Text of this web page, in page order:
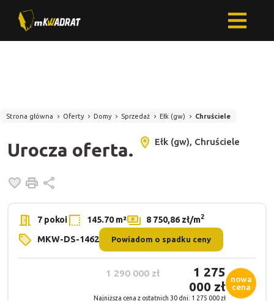
Strona główna Oferty Domy Sprzedaż Ełk (gw) Chruściele
Urocza oferta. Ełk (gw), Chruściele
Dodaj do ulubionych
Drukuj
7 pokoi 145.70 m² 8 750,86 zł/m2
MKW-DS-1462 Powiadom o spadku ceny
1 290 000 zł
1 275
000 zł
Najniższa cena z ostatnich 30 dni: 1 275 000 zł
nowa
cena